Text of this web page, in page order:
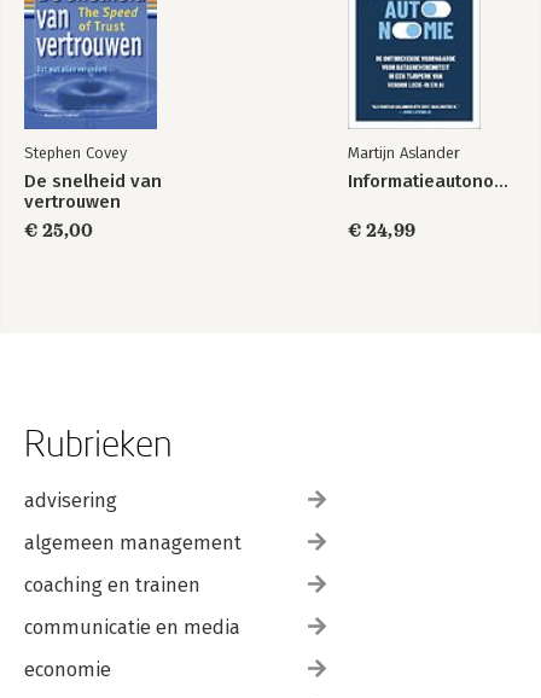
Stephen Covey
De snelheid van
vertrouwen
€ 25,00
Martijn Aslander
Informatieautonomie
€ 24,99
Rubrieken
advisering
algemeen management
coaching en trainen
communicatie en media
economie